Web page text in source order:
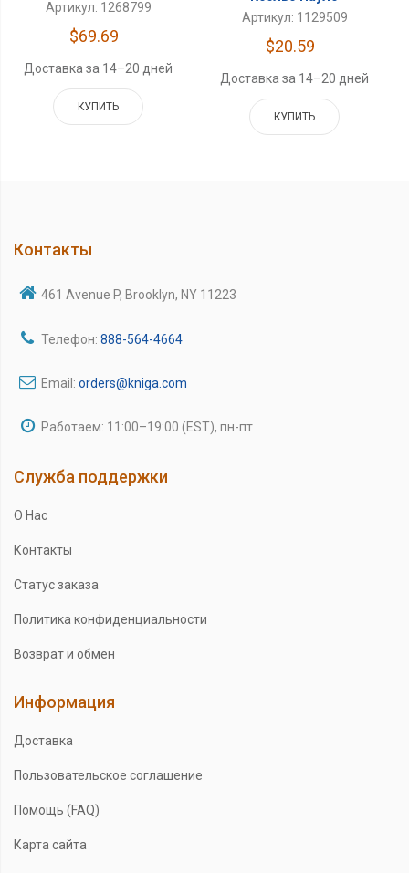
Артикул: 1268799
$69.69
Доставка за 14–20 дней
КУПИТЬ
Артикул: 1129509
$20.59
Доставка за 14–20 дней
КУПИТЬ
Контакты
461 Avenue P, Brooklyn, NY 11223
Телефон: 888-564-4664
Email: orders@kniga.com
Работаем: 11:00–19:00 (EST), пн-пт
Служба поддержки
О Нас
Контакты
Статус заказа
Политика конфиденциальности
Возврат и обмен
Информация
Доставка
Пользовательское соглашение
Помощь (FAQ)
Карта сайта